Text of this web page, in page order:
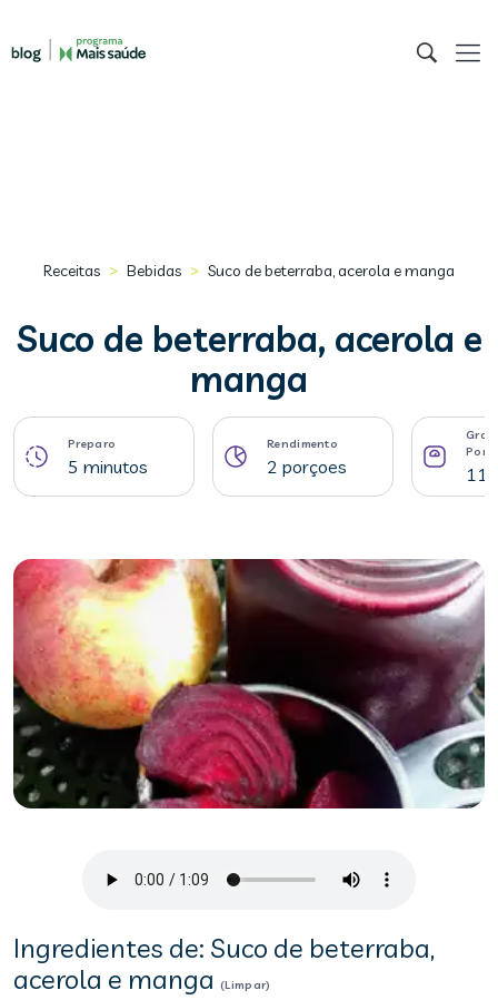
Receitas > Bebidas > Suco de beterraba, acerola e manga
Suco de beterraba, acerola e
manga
Preparo
5 minutos
Rendimento
2 porçoes
Ingredientes de: Suco de beterraba,
acerola e manga (Limpar)